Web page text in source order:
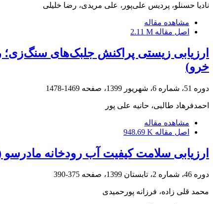
نادیا حسنلو، پردیس علی‌پور، علی مریدی، رضا خلیلی
مشاهده مقاله
اصل مقاله 2.11 M
ارزیابی زیستی پراکنش جلبک‌های سنگ‌زی؛
خرو)
دوره 51، شماره 6، شهریور 1399، صفحه 1469-1478
احمدفرهاد طالبی، حانیه علی پور
مشاهده مقاله
اصل مقاله 948.69 K
ارزیابی سلامت کیفیت آب رودخانه
دوره 46، شماره 2، تابستان 1399، صفحه 375-390
محمد قلی زاده، فرزانه پورحمیدی